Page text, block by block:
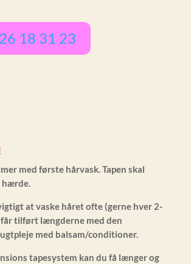
18 31 23
med første hårvask. Tapen skal
hærde.
at vaske håret ofte (gerne hver 2-
får tilført længderne med den
med balsam/conditioner.
tapesystem kan du få længer og